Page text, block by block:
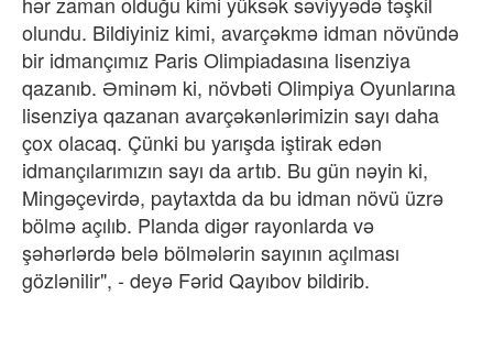
olundu. Bildiyiniz kimi, avarçəkmə idman növündə
bir idmançımız Paris Olimpiadasına lisenziya
qazanıb. Əminəm ki, növbəti Olimpiya Oyunlarına
lisenziya qazanan avarçəkənlərimizin sayı daha
çox olacaq. Çünki bu yarışda iştirak edən
idmançılarımızın sayı da artıb. Bu gün nəyin ki,
Mingəçevirdə, paytaxtda da bu idman növü üzrə
bölmə açılıb. Planda digər rayonlarda və
şəhərlərdə belə bölmələrin sayının açılması
gözlənilir", - deyə Fərid Qayıbov bildirib.